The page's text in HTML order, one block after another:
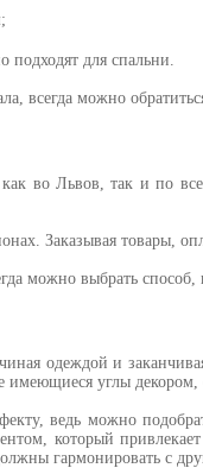
для спальни.
всегда можно
как во Львов, так и по
Заказывая товары,
можно выбрать способ,
одеждой и
имеющиеся углы
ведь можно
который
гармонировать с